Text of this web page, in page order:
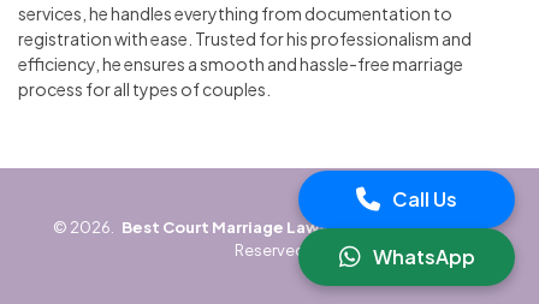
services, he handles everything from documentation to
registration with ease. Trusted for his professionalism and
efficiency, he ensures a smooth and hassle-free marriage
process for all types of couples.
© 2026. Best Court Marriage Lawyer in Jaipur All Rights
Reserved
Call Us
WhatsApp